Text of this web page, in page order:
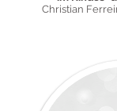
Christian